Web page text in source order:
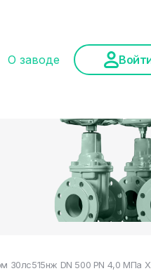
О заводе
DN 500 PN 4,0 МПа